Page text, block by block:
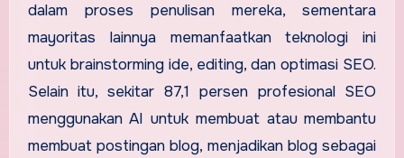
dalam proses penulisan mereka, sementara
mayoritas lainnya memanfaatkan teknologi ini
untuk brainstorming ide, editing, dan optimasi SEO.
Selain itu, sekitar 87,1 persen profesional SEO
menggunakan AI untuk membuat atau membantu
membuat postingan blog, menjadikan blog sebagai